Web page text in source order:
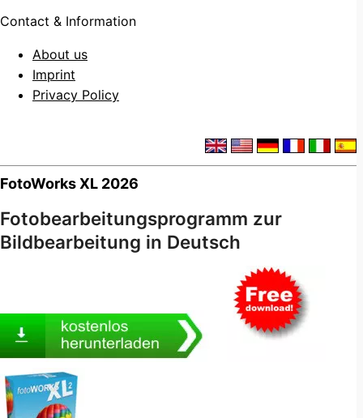
Contact & Information
About us
Imprint
Privacy Policy
FotoWorks XL 2026
Fotobearbeitungsprogramm zur
Bildbearbeitung in Deutsch